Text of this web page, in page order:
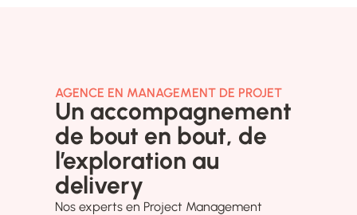
AGENCE EN MANAGEMENT DE PROJET
Un accompagnement
de bout en bout, de
l’exploration au
delivery
Nos experts en Project Management